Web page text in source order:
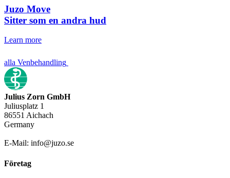
Juzo Move
Sitter som en andra hud
Learn more
alla Venbehandling
Julius Zorn GmbH
Juliusplatz 1
86551 Aichach
Germany
E-Mail: info@juzo.se
Företag